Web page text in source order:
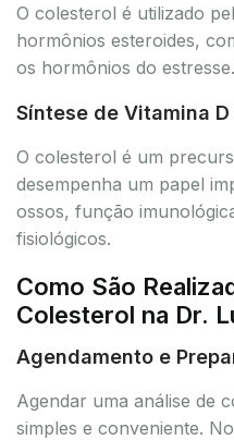
O colesterol é utilizado
hormônios esteroides,
os hormônios do estresse.
Síntese de Vitamina D
O colesterol é um
desempenha um papel
ossos, função
fisiológicos.
Como São
Colesterol na Dr.
Agendamento e
Agendar uma análise de
simples e conveniente.